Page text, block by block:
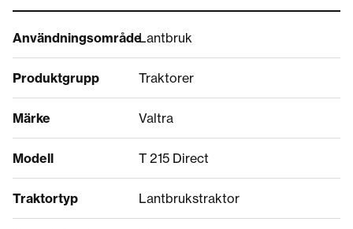
AnvändningsområdeLantbruk
Produktgrupp Traktorer
Märke Valtra
Modell T 215 Direct
Traktortyp Lantbrukstraktor